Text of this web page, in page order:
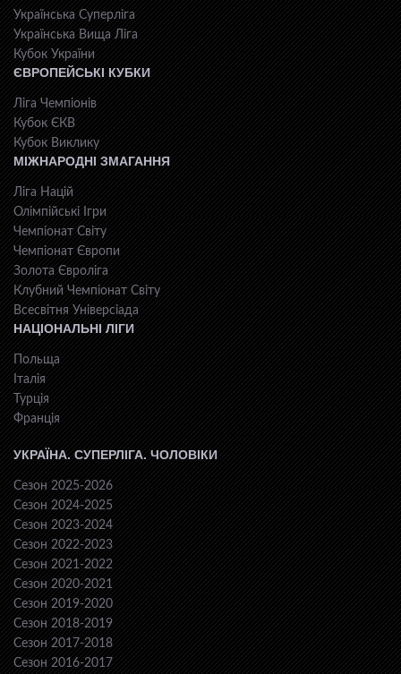
Українська Суперліга
Українська Вища Ліга
Кубок України
ЄВРОПЕЙСЬКІ КУБКИ
Ліга Чемпіонів
Кубок ЄКВ
Кубок Виклику
МІЖНАРОДНІ ЗМАГАННЯ
Ліга Націй
Олімпійські Ігри
Чемпіонат Світу
Чемпіонат Європи
Золота Євроліга
Клубний Чемпіонат Світу
Всесвiтня Унiверсiaда
НАЦІОНАЛЬНІ ЛІГИ
Польща
Італія
Турція
Франція
УКРАЇНА. СУПЕРЛІГА. ЧОЛОВІКИ
Сезон 2025-2026
Сезон 2024-2025
Сезон 2023-2024
Сезон 2022-2023
Сезон 2021-2022
Сезон 2020-2021
Сезон 2019-2020
Сезон 2018-2019
Сезон 2017-2018
Сезон 2016-2017